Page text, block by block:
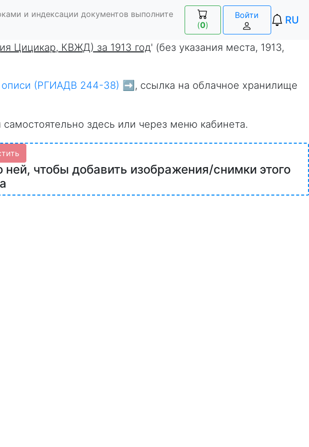
и индексации документов выполните
(0)
Войти RU
Цицикар, КВЖД) за 1913 год' (без указания места, 1913,
описи (РГИАДВ 244-38) ➡️ , ссылка на облачное хранилище
здесь или через меню кабинета.
чтобы добавить изображения/снимки этого